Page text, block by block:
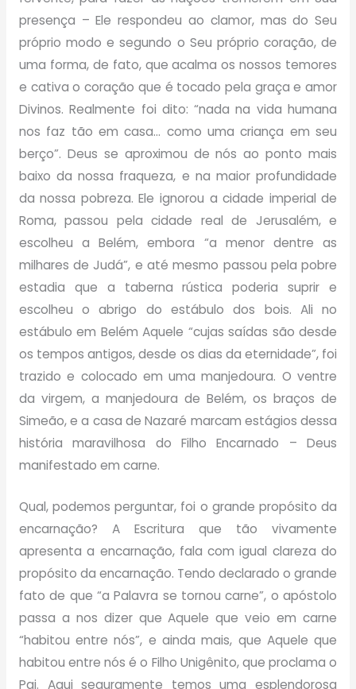
presença – Ele respondeu ao clamor, mas do Seu
próprio modo e segundo o Seu próprio coração, de
uma forma, de fato, que acalma os nossos temores
e cativa o coração que é tocado pela graça e amor
Divinos. Realmente foi dito: “nada na vida humana
nos faz tão em casa… como uma criança em seu
berço”. Deus se aproximou de nós ao ponto mais
baixo da nossa fraqueza, e na maior profundidade
da nossa pobreza. Ele ignorou a cidade imperial de
Roma, passou pela cidade real de Jerusalém, e
escolheu a Belém, embora “a menor dentre as
milhares de Judá”, e até mesmo passou pela pobre
estadia que a taberna rústica poderia suprir e
escolheu o abrigo do estábulo dos bois. Ali no
estábulo em Belém Aquele “cujas saídas são desde
os tempos antigos, desde os dias da eternidade”, foi
trazido e colocado em uma manjedoura. O ventre
da virgem, a manjedoura de Belém, os braços de
Simeão, e a casa de Nazaré marcam estágios dessa
história maravilhosa do Filho Encarnado – Deus
manifestado em carne.
Qual, podemos perguntar, foi o grande propósito da
encarnação? A Escritura que tão vivamente
apresenta a encarnação, fala com igual clareza do
propósito da encarnação. Tendo declarado o grande
fato de que “a Palavra se tornou carne”, o apóstolo
passa a nos dizer que Aquele que veio em carne
“habitou entre nós”, e ainda mais, que Aquele que
habitou entre nós é o Filho Unigênito, que proclama o
Pai. Aqui seguramente temos uma esplendorosa